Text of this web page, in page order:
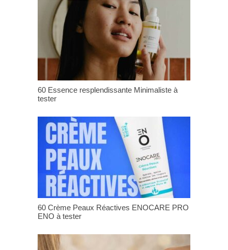
60 Essence resplendissante Minimaliste à
tester
60 Crème Peaux Réactives ENOCARE PRO
ENO à tester